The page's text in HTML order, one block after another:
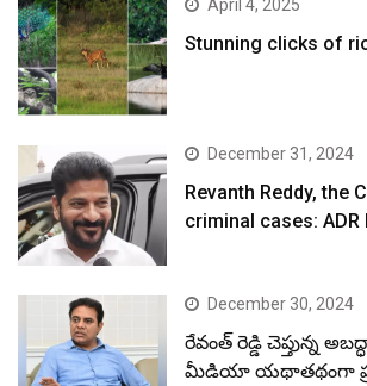
April 4, 2025
Stunning clicks of
December 31, 2024
Revanth Reddy, the
criminal cases: ADR
December 30, 2024
రేవంత్ రెడ్డి చెప్తున్న
మీడియా యథాతథంగా